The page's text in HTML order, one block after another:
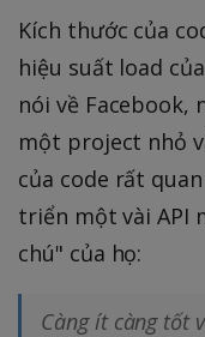
Kích thước của
hiệu suất load
nói về
một project nhỏ
của code rất
triển một vài API
chú" của họ:
Càng ít càng tốt